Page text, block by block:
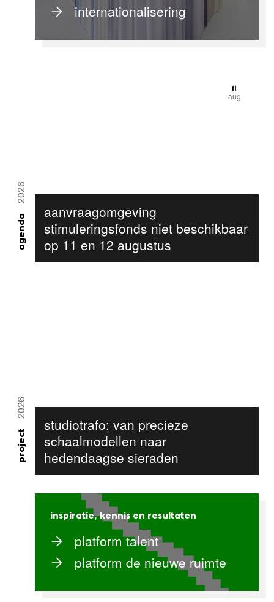
internationalisering
aug
aanvraagomgeving
stimuleringsfonds niet beschikbaar
op 11 en 12 augustus
agenda
2026
studiotrafo: van precieze
schaalmodellen naar
hedendaagse sieraden
project
2026
inspiratie, kennis en resultaten
platform talent
platform de nieuwe ruimte